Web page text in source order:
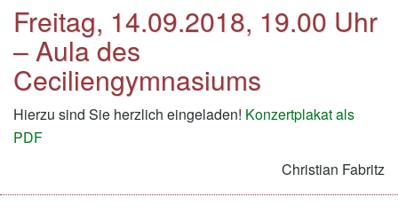
Freitag, 14.09.2018, 19.00 Uhr
– Aula des
Ceciliengymnasiums
Hierzu sind Sie herzlich eingeladen! Konzertplakat als
PDF
Christian Fabritz